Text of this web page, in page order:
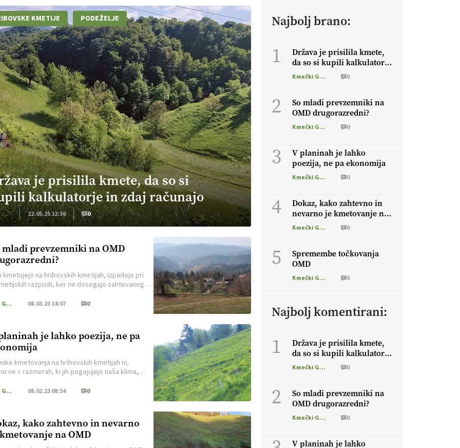
KMETIJE PODEŽELJE
je prisilila kmete, da so si
kalkulatorje in zdaj računajo
Kmečki Glas 22.05.25 12:36 0
mladi prevzemniki na OMD
kmetujejo na hribovskih kmetijah, izpadejo pri
razpisih, ker ne dosegajo zahtevanega
še pri razpisih za mlade prevzemnike!
Kmečki Glas 08.03.23 14:07 0
je lahko poezija, ne pa
kmetovanja na hribovskih kmetijah ni,
ne v razmerah, ki jih pogojujejo naša klima,
Kmečki Glas 08.02.23 08:34 0
kako zahtevno in nevarno
na OMD
Najbolj brano:
1
Država je prisilila kmete,
da so si kupili kalkulatorje
in zdaj računajo
Kmečki Glas 0
2
So mladi prevzemniki na
OMD drugorazredni?
Kmečki Glas 0
3
V planinah je lahko
poezija, ne pa ekonomija
Kmečki Glas 0
4
Dokaz, kako zahtevno in
nevarno je kmetovanje na
OMD
Kmečki Glas 0
5
Spremembe točkovanja
OMD
Kmečki Glas 0
Najbolj komentirani:
1
Država je prisilila kmete,
da so si kupili kalkulatorje
in zdaj računajo
Kmečki Glas 0
2
So mladi prevzemniki na
OMD drugorazredni?
Kmečki Glas 0
V planinah je lahko